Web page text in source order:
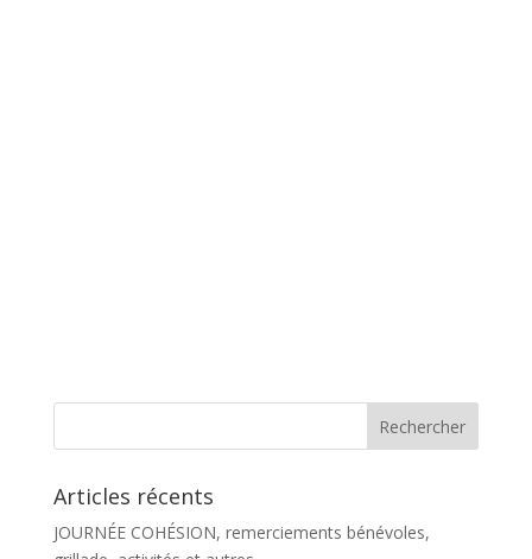
Articles récents
JOURNÉE COHÉSION, remerciements bénévoles,